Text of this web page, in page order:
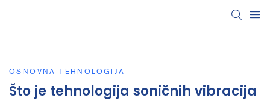
OSNOVNA TEHNOLOGIJA
Što je tehnologija soničnih vibracija